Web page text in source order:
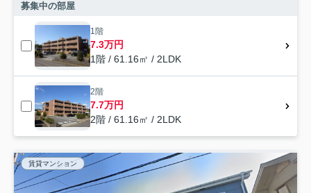
募集中の部屋
1階
7.3万円
1階 / 61.16㎡ / 2LDK
2階
7.7万円
2階 / 61.16㎡ / 2LDK
賃貸マンション